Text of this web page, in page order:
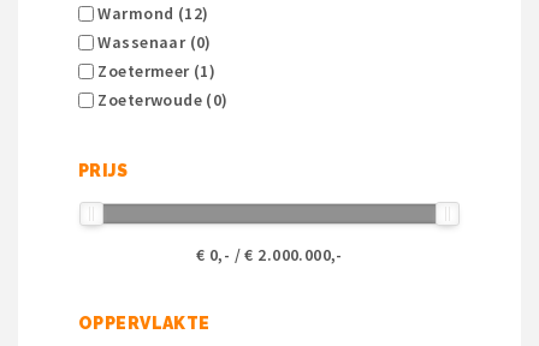
Warmond (12)
Wassenaar (0)
Zoetermeer (1)
Zoeterwoude (0)
PRIJS
€ 0,- / € 2.000.000,-
OPPERVLAKTE